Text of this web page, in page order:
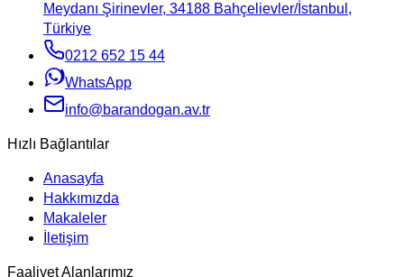
Meydanı Şirinevler, 34188 Bahçelievler/İstanbul,
Türkiye
0212 652 15 44
WhatsApp
info@barandogan.av.tr
Hızlı Bağlantılar
Anasayfa
Hakkımızda
Makaleler
İletişim
Faaliyet Alanlarımız